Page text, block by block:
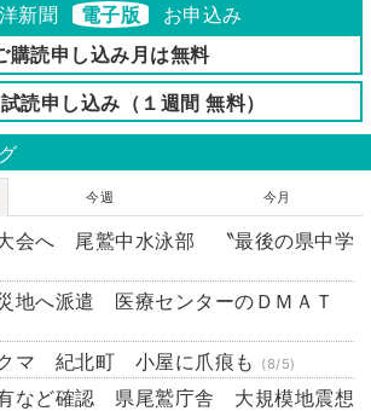
新聞 電子版
お申込み
購読申し込み月は無料
読申し込み（１週間 無料）
今週 今月
会へ 尾鷲中水泳部 〝最後の県中学
地へ派遣 医療センターのＤＭＡＴ
マ 紀北町 小屋に爪痕も (8/5)
など確認 県尾鷲庁舎 大規模地震想